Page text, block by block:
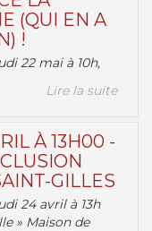
(QUI EN A
!
22 mai à 10h,
Lire la suite
À 13H00 -
GILLES
24 avril à 13h
» Maison de